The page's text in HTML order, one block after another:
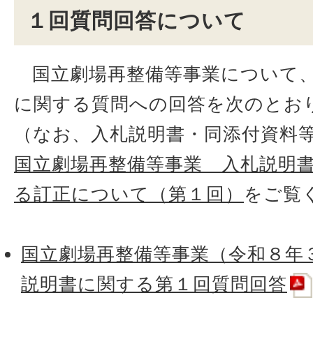
１回質問回答について
国立劇場再整備等事業について
に関する質問への回答を次のとお
（なお、入札説明書・同添付資料
国立劇場再整備等事業 入札説明
る訂正について（第１回） をご覧
国立劇場再整備等事業（令和８
説明書に関する第１回質問回答